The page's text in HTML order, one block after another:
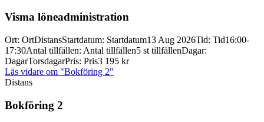
Visma löneadministration
Ort: OrtDistansStartdatum: Startdatum13 Aug 2026Tid: Tid16:00-
17:30Antal tillfällen: Antal tillfällen5 st tillfällenDagar:
DagarTorsdagarPris: Pris3 195 kr
Läs vidare om "Bokföring 2"
Distans
Bokföring 2